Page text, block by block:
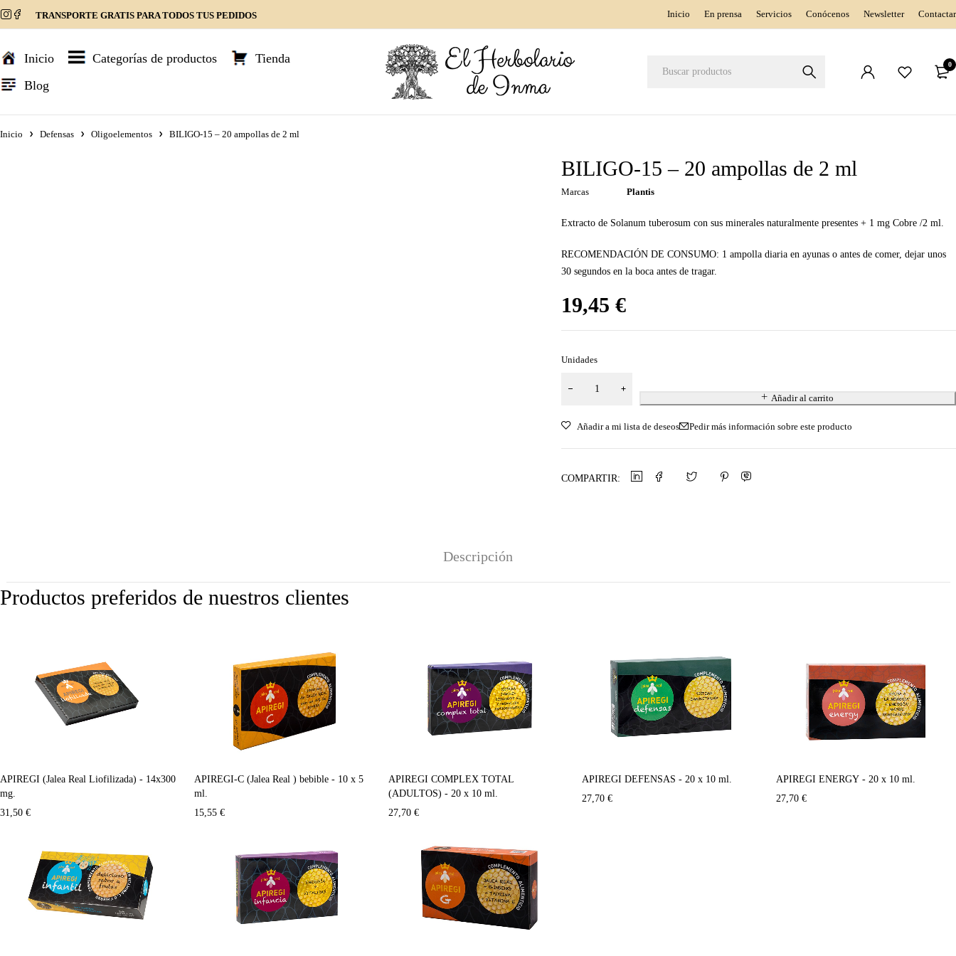
TRANSPORTE GRATIS PARA TODOS TUS PEDIDOS Inicio En prensa Servicios Conócenos Newsletter Contactar
Inicio Categorías de productos
Tienda
Blog
0
Inicio Defensas Oligoelementos BILIGO-15 – 20 ampollas de 2 ml
BILIGO-15 – 20 ampollas de 2 ml
Marcas Plantis
Extracto de Solanum tuberosum con sus minerales naturalmente presentes + 1 mg Cobre /2 ml.
RECOMENDACIÓN DE CONSUMO: 1 ampolla diaria en ayunas o antes de comer, dejar unos
30 segundos en la boca antes de tragar.
19,45€
Unidades
Añadir al carrito
Pedir más información sobre este producto
COMPARTIR:
Descripción
Productos preferidos de nuestros clientes
APIREGI (Jalea Real Liofilizada) - 14x300
mg.
31,50 €
APIREGI-C (Jalea Real ) bebible - 10 x 5
ml.
15,55 €
APIREGI COMPLEX TOTAL
(ADULTOS) - 20 x 10 ml.
27,70 €
APIREGI DEFENSAS - 20 x 10 ml.
27,70€
APIREGI ENERGY - 20 x 10 ml.
27,70€